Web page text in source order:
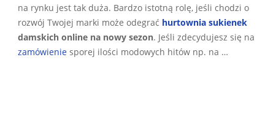
na rynku jest tak duża. Bardzo istotną rolę, jeśli chodzi o
rozwój Twojej marki może odegrać hurtownia sukienek
damskich online na nowy sezon. Jeśli zdecydujesz się na
zamówienie sporej ilości modowych hitów np. na …